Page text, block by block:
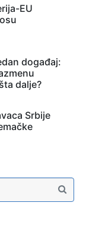
EU
događaj:
dalje?
Srbije